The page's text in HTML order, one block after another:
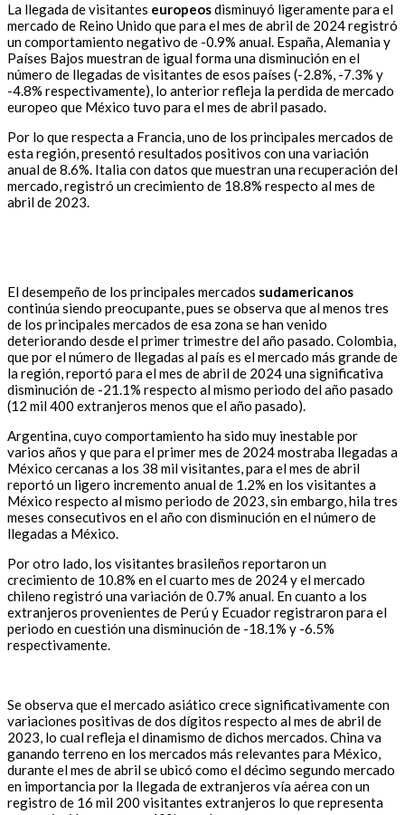
La llegada de visitantes europeosdisminuyó ligeramente para el
mercado de Reino Unido que para el mes de abril de 2024 registró
un comportamiento negativo de -0.9% anual. España, Alemania y
Países Bajos muestran de igual forma una disminución en el
número de llegadas de visitantes de esos países (-2.8%, -7.3% y
-4.8% respectivamente), lo anterior refleja la perdida de mercado
europeo que México tuvo para el mes de abril pasado.
Por lo que respecta a Francia, uno de los principales mercados de
esta región, presentó resultados positivos con una variación
anual de 8.6%. Italia con datos que muestran una recuperación del
mercado, registró un crecimiento de 18.8% respecto al mes de
abril de 2023.
El desempeño de los principales mercados sudamericanos
continúa siendo preocupante, pues se observa que al menos tres
de los principales mercados de esa zona se han venido
deteriorando desde el primer trimestre del año pasado. Colombia,
que por el número de llegadas al país es el mercado más grande de
la región, reportó para el mes de abril de 2024 una significativa
disminución de -21.1% respecto al mismo periodo del año pasado
(12 mil 400 extranjeros menos que el año pasado).
Argentina, cuyo comportamiento ha sido muy inestable por
varios años y que para el primer mes de 2024 mostraba llegadas a
México cercanas a los 38 mil visitantes, para el mes de abril
reportó un ligero incremento anual de 1.2% en los visitantes a
México respecto al mismo periodo de 2023, sin embargo, hila tres
meses consecutivos en el año con disminución en el número de
llegadas a México.
Por otro lado, los visitantes brasileños reportaron un
crecimiento de 10.8% en el cuarto mes de 2024 y el mercado
chileno registró una variación de 0.7% anual. En cuanto a los
extranjeros provenientes de Perú y Ecuador registraron para el
periodo en cuestión una disminución de -18.1% y -6.5%
respectivamente.
Se observa que el mercado asiático crece significativamente con
variaciones positivas de dos dígitos respecto al mes de abril de
2023, lo cual refleja el dinamismo de dichos mercados. China va
ganando terreno en los mercados más relevantes para México,
durante el mes de abril se ubicó como el décimo segundo mercado
en importancia por la llegada de extranjeros vía aérea con un
registro de 16 mil 200 visitantes extranjeros lo que representa